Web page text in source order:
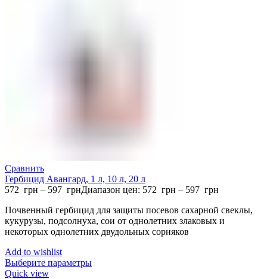
Сравнить
Гербицид Авангард, 1 л, 10 л, 20 л
572 грн – 597 грнДиапазон цен: 572 грн – 597 грн
Почвенный гербицид для защиты посевов сахарной свеклы,
кукурузы, подсолнуха, сои от однолетних злаковых и
некоторых однолетних двудольных сорняков
Add to wishlist
Выберите параметры
Quick view